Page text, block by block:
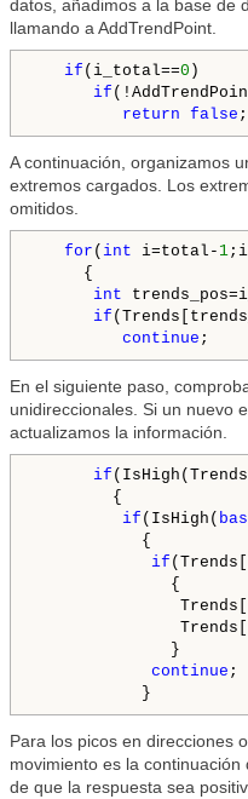
datos, añadimos a la base de
llamando a AddTrendPoint.
if (i_total==0 )
if
return false
A continuación, organizamos
extremos cargados. Los
omitidos.
for ( int i=total- 1
{
int
if
continue
En el siguiente paso,
unidireccionales. Si un nuevo
actualizamos la información.
if
{
if (IsHigh(
{
if
{
}
continue ;
Para los picos en direcciones
movimiento es la
de que la respuesta sea